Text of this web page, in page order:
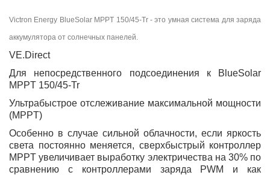
Victron Energy BlueSolar MPPT 150/45-Tr - это умная система для заряда
аккумулятора от солнечных панелей.
VE.Direct
Для непосредственного подсоединения к BlueSolar
MPPT 150/45-Tr
Ультрабыстрое отслеживание максимальной мощности
(MPPT)
Особенно в случае сильной облачности, если яркость
света постоянно меняется, сверхбыстрый контроллер
MPPT увеличивает выработку электричества на 30% по
сравнению с контроллерами заряда PWM и как